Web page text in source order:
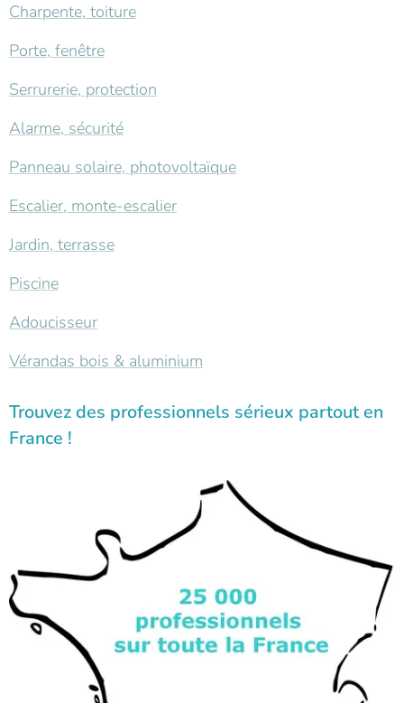
Charpente, toiture
Porte, fenêtre
Serrurerie, protection
Alarme, sécurité
Panneau solaire, photovoltaïque
Escalier, monte-escalier
Jardin, terrasse
Piscine
Adoucisseur
Vérandas bois & aluminium
Trouvez des professionnels sérieux partout en
France !